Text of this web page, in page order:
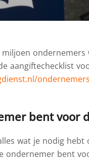
ondernemers
aangiftechecklist
bent voor
wat je nodig
ondernemer bent